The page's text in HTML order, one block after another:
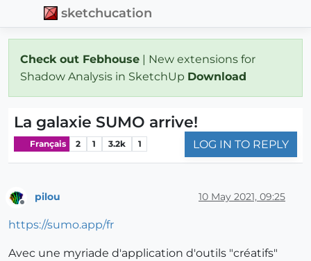
sketchucation
Check out Febhouse | New extensions for
Shadow Analysis in SketchUp Download
La galaxie SUMO arrive!
Français 2 1 3.2k 1 LOG IN TO REPLY
pilou 10 May 2021, 09:25
https://sumo.app/fr
Avec une myriade d'application d'outils "créatifs"